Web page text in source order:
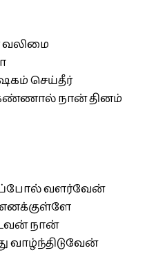
வலிமை
செய்தீர்
நான் தினம்
வளர்வேன்
நான்
வாழ்ந்திடுவேன்